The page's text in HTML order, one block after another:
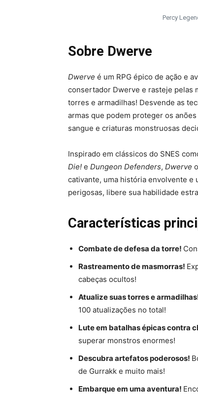
Percy
Sobre Dwerve
Dwerve é um RPG épico de ação e
consertador Dwerve e rasteje pelas
torres e armadilhas! Desvende as
armas que podem proteger os
sangue e criaturas monstruosas
Inspirado em clássicos do SNES
Die! e Dungeon Defenders, Dwerve
cativante, uma história envolvente e
perigosas, libere sua habilidade
Características
Combate de defesa da torre!
Rastreamento de masmorras!
cabeças ocultos!
Atualize suas torres e
100 atualizações no total!
Lute em batalhas épicas contra
superar monstros enormes!
Descubra artefatos poderosos!
de Gurrakk e muito mais!
Embarque em uma aventura!